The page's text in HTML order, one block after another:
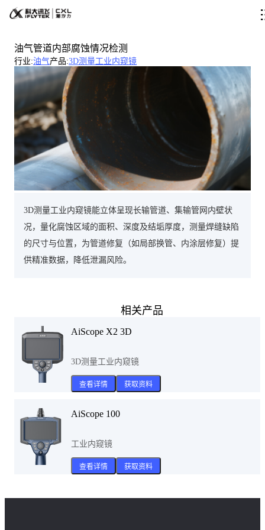
油气管道内部腐蚀情况检测
行业:油气产品:3D测量工业内窥镜
3D测量工业内窥镜能立体呈现长输管道、集输管网内壁状
况，量化腐蚀区域的面积、深度及结垢厚度，测量焊缝缺陷
的尺寸与位置，为管道修复（如局部换管、内涂层修复）提
供精准数据，降低泄漏风险。
相关产品
AiScope X2 3D
3D测量工业内窥镜
查看详情 获取资料
AiScope 100
工业内窥镜
查看详情 获取资料